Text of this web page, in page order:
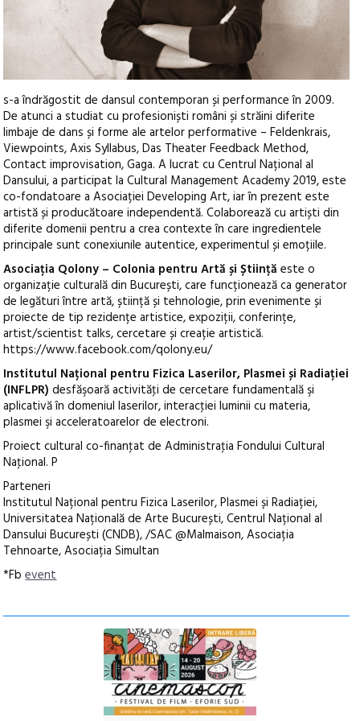
s-a îndrăgostit de dansul contemporan și performance în 2009.
De atunci a studiat cu profesioniști români și străini diferite
limbaje de dans și forme ale artelor performative – Feldenkrais,
Viewpoints, Axis Syllabus, Das Theater Feedback Method,
Contact improvisation, Gaga. A lucrat cu Centrul Național al
Dansului, a participat la Cultural Management Academy 2019, este
co-fondatoare a Asociației Developing Art, iar în prezent este
artistă și producătoare independentă. Colaborează cu artiști din
diferite domenii pentru a crea contexte în care ingredientele
principale sunt conexiunile autentice, experimentul și emoțiile.
Asociația Qolony – Colonia pentru Artă și Știință este o
organizație culturală din București, care funcționează ca generator
de legături între artă, știință și tehnologie, prin evenimente și
proiecte de tip rezidențe artistice, expoziții, conferințe,
artist/scientist talks, cercetare și creație artistică.
https://www.facebook.com/qolony.eu/
Institutul Național pentru Fizica Laserilor, Plasmei și Radiației
(INFLPR) desfăşoară activităţi de cercetare fundamentală şi
aplicativă în domeniul laserilor, interacţiei luminii cu materia,
plasmei şi acceleratoarelor de electroni.
Proiect cultural co-finanţat de Administraţia Fondului Cultural
Naţional. P
Parteneri
Institutul Național pentru Fizica Laserilor, Plasmei și Radiației,
Universitatea Națională de Arte București, Centrul Național al
Dansului București (CNDB), /SAC @Malmaison, Asociația
Tehnoarte, Asociația Simultan
*Fbevent